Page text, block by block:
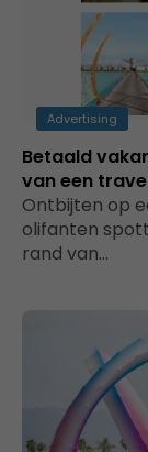
Advertising
Betaald
van een
Ontbijten op
olifanten
rand van…